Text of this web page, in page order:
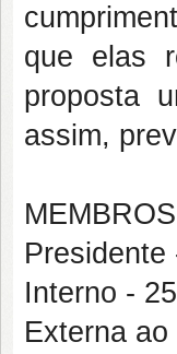
que elas
proposta
assim,
Presidente
Interno -
Externa